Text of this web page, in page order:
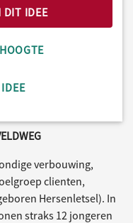
DIT IDEE
verbouwing,
clienten,
Hersenletsel). In
straks 12 jongeren